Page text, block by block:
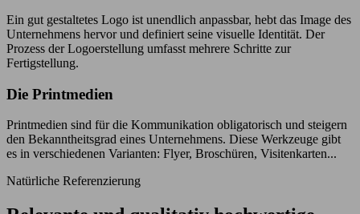
Ein gut gestaltetes Logo ist unendlich anpassbar, hebt das Image des
Unternehmens hervor und definiert seine visuelle Identität. Der
Prozess der Logoerstellung umfasst mehrere Schritte zur
Fertigstellung.
Die Printmedien
Printmedien sind für die Kommunikation obligatorisch und steigern
den Bekanntheitsgrad eines Unternehmens. Diese Werkzeuge gibt
es in verschiedenen Varianten: Flyer, Broschüren, Visitenkarten...
Natürliche Referenzierung